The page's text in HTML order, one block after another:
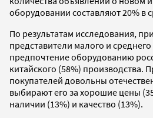
оборудовании составляют 20% в
По результатам исследования,
представители малого и
предпочтение оборудованию
китайского (58%) производства.
покупателей довольны
выбирают его за хорошие цены
наличии (13%) и качество (13%).